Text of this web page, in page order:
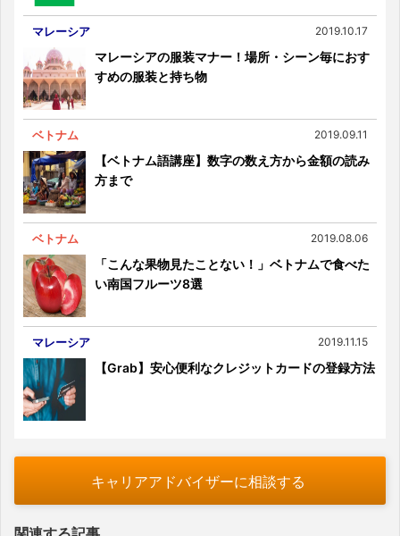
マレーシア 2019.10.17
マレーシアの服装マナー！場所・シーン毎におす
すめの服装と持ち物
ベトナム 2019.09.11
【ベトナム語講座】数字の数え方から金額の読み
方まで
ベトナム 2019.08.06
「こんな果物見たことない！」ベトナムで食べた
い南国フルーツ8選
マレーシア 2019.11.15
【Grab】安心便利なクレジットカードの登録方法
キャリアアドバイザーに相談する